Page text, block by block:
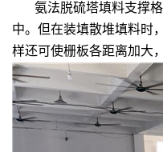
氨法脱硫塔填料支撑格
中。但在装填散堆填料时
样还可使栅板各距离加大